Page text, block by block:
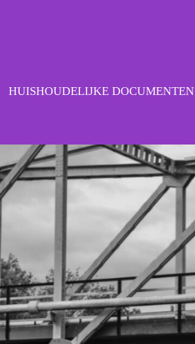
HUISHOUDELIJKE DOCUMENTEN